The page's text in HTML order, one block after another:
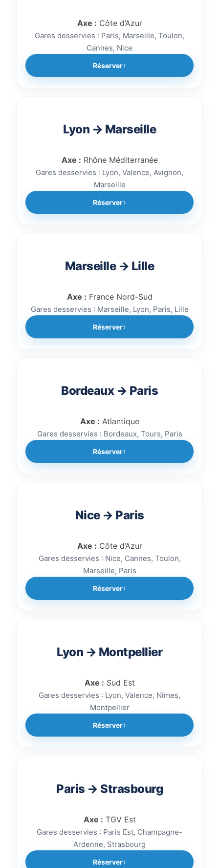
Axe : Côte d’Azur
Gares desservies : Paris, Marseille, Toulon,
Cannes, Nice
Réserver
Lyon → Marseille
Axe : Rhône Méditerranée
Gares desservies : Lyon, Valence, Avignon,
Marseille
Réserver
Marseille → Lille
Axe : France Nord-Sud
Gares desservies : Marseille, Lyon, Paris, Lille
Réserver
Bordeaux → Paris
Axe : Atlantique
Gares desservies : Bordeaux, Tours, Paris
Réserver
Nice → Paris
Axe : Côte d’Azur
Gares desservies : Nice, Cannes, Toulon,
Marseille, Paris
Réserver
Lyon → Montpellier
Axe : Sud Est
Gares desservies : Lyon, Valence, Nîmes,
Montpellier
Réserver
Paris → Strasbourg
Axe : TGV Est
Gares desservies : Paris Est, Champagne-
Ardenne, Strasbourg
Réserver